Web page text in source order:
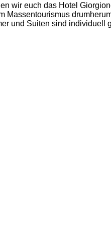
wir euch das Hotel
und Suiten sind individuell